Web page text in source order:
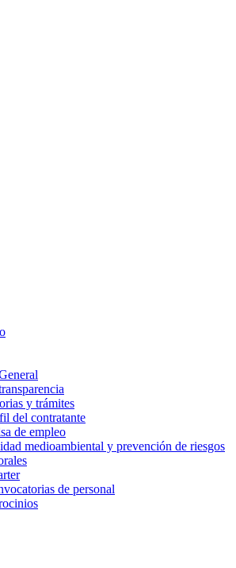
y trámites
del contratante
de empleo
medioambiental y prevención de riesgos
de personal